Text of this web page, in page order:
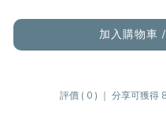
加入購物車
評價 ( 0 ) ｜ 分享可獲得